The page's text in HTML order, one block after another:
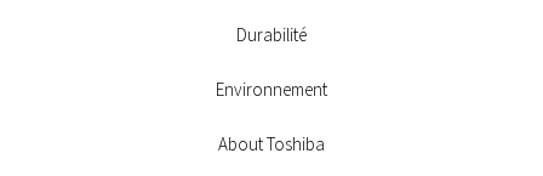
Durabilité
Environnement
About Toshiba